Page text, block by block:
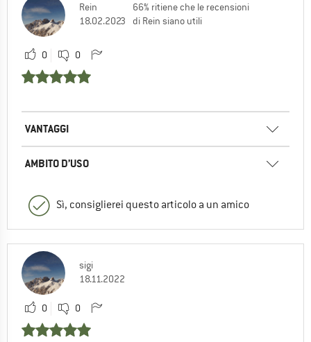
Rein
18.02.2023
66% ritiene che le recensioni
di Rein siano utili
0 0
VANTAGGI
AMBITO D’USO
Sì, consiglierei questo articolo a un amico
sigi
18.11.2022
0 0